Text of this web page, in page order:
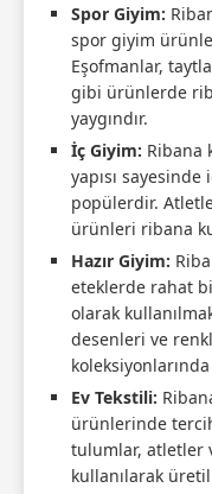
Spor Giyim:
spor giyim
Eşofmanlar,
gibi ürünlerde
yaygındır.
İç Giyim: Ribana
yapısı
popülerdir.
ürünleri ribana
Hazır Giyim:
eteklerde rahat
olarak
desenleri ve
Ev Tekstili:
ürünlerinde
tulumlar, atletler
kullanılarak